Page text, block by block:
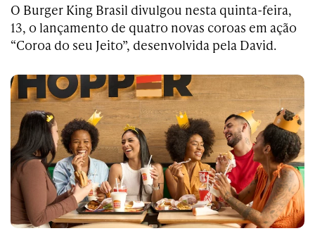
O Burger King Brasil divulgou nesta quinta-feira,
13, o lançamento de quatro novas coroas em ação
“Coroa do seu Jeito”, desenvolvida pela David.